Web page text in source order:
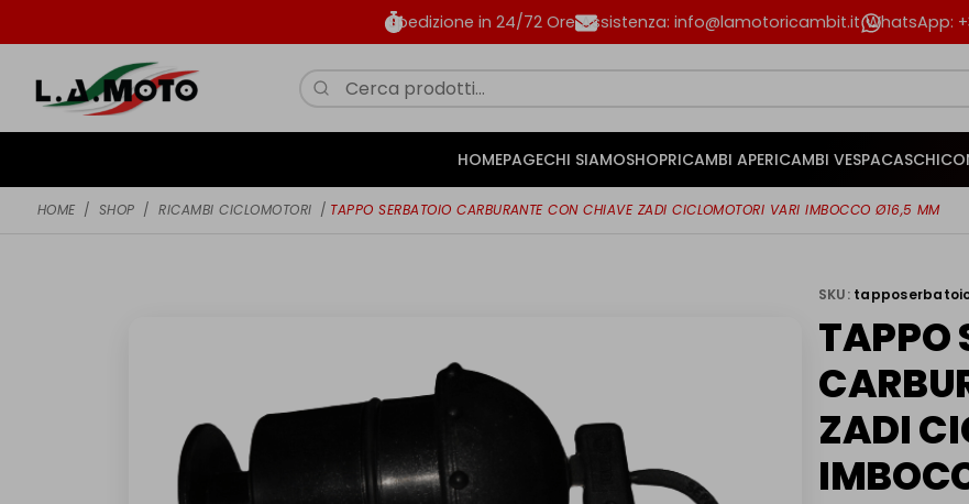
Spedizione in 24/72 Ore Assistenza: info@lamotoricambit.it WhatsApp:
HOMEPAGECHI SIAMOSHOPRICAMBI APERICAMBI VESPACASCHI
HOME / SHOP / RICAMBI CICLOMOTORI / TAPPO SERBATOIO CARBURANTE CON CHIAVE ZADI CICLOMOTORI VARI IMBOCCO Ø16,5 MM
SKU:
TAPPO
ZADI